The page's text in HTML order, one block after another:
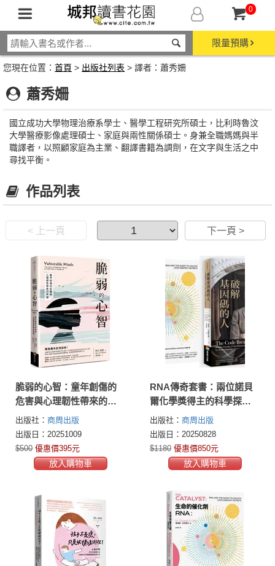
0
限量預購
您現在位置： 首頁 > 出版社列表 > 譯者：蕭秀姍
蕭秀姍
國立成功大學物理治療系學士、醫學工程研究所碩士，比利時魯汶
大學醫療影像處理碩士、家庭與兩性關係碩士。身兼全職媽媽與半
職譯者，以照顧家庭為主業、翻譯書籍為調劑，在文字與生活之中
尋找平衡。
作品列表
< 上一頁 下一頁 >
脆弱的心智：童年創傷的
危害與心理韌性帶來的希
望
出版社： 商周出版
出版日：20251009
$500 優惠價395元
放入購物車
RNA傳奇套書：兩位諾貝
爾化學獎得主的科學探索
（生命的催化劑RNA+破解
基因碼的人）
出版社： 商周出版
出版日：20250828
$1180 優惠價850元
放入購物車